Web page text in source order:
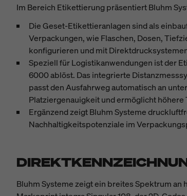
Im Bereich Etikettierung präsentiert Bluhm
Die Geset-Etikettieranlagen sind als
Verpackungen, wie Flaschen, Dosen,
konfigurieren und mit
Speziell für Logistikanwendungen ist der
6000 ablöst. Das integrierte
passt den Ausfahrweg automatisch an
Platziergenauigkeit und ermöglicht
Ergänzend zeigt Bluhm Systeme
Nachhaltigkeitspotenziale im
Bluhm Systeme zeigt ein breites Spektrum